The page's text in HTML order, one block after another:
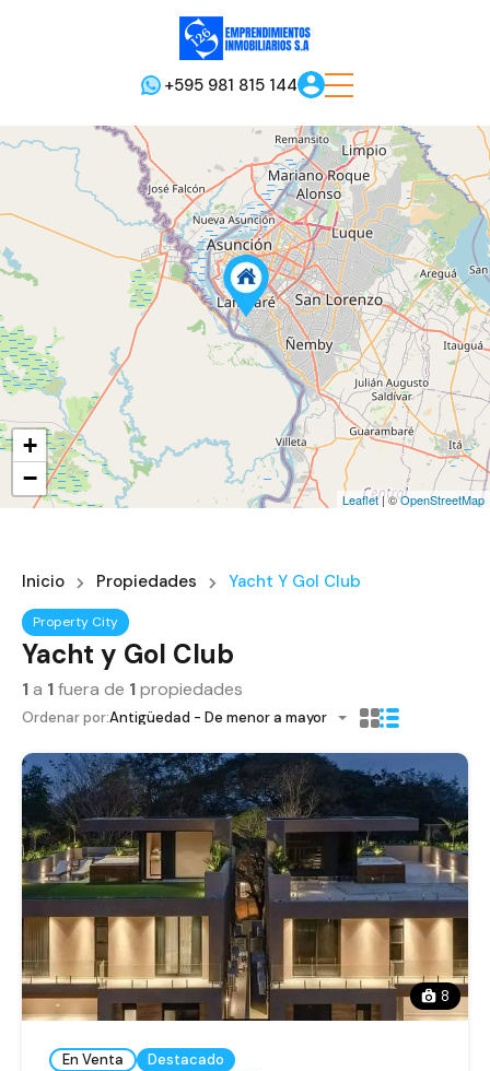
+595 981 815 144
+
−
Leaflet| ©OpenStreetMap
Inicio Propiedades Yacht Y Gol Club
Property City
Yacht y Gol Club
1a 1fuera de 1propiedades
Ordenar por:Antigüedad - De menor a mayor
8
En Venta
Destacado